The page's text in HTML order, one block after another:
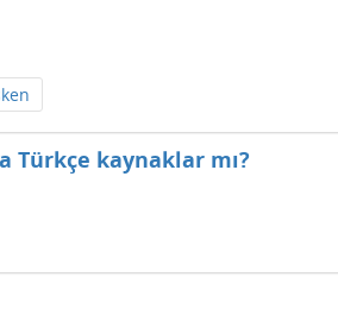
Türkçe kaynaklar mı?